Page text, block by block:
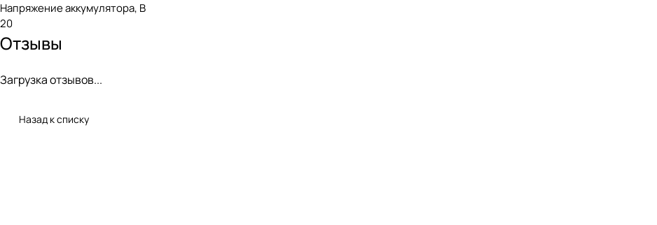
Напряжение аккумулятора, В
20
Отзывы
Загрузка отзывов...
Назад к списку